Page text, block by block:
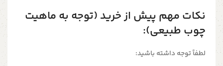
نکات مهم پیش از خرید (توجه به ماهیت
چوب طبیعی):
لطفاً توجه داشته باشید: